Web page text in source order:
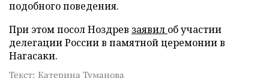
подобного поведения.
При этом посол Ноздрев заявил об участии
делегации России в памятной церемонии в
Нагасаки.
Текст: Катерина Туманова